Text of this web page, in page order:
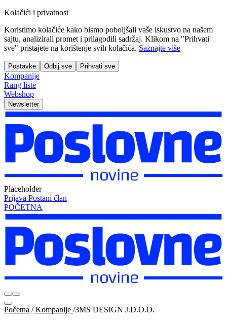
Kolačići i privatnost
Koristimo kolačiće kako bismo poboljšali vaše iskustvo na našem
sajtu, analizirali promet i prilagodili sadržaj. Klikom na "Prihvati
sve" pristajete na korištenje svih kolačića. Saznajte više
Postavke Odbij sve Prihvati sve
Kompanije
Rang liste
Webshop
Newsletter
Placeholder
Prijava Postani član
POČETNA
Početna /Kompanije /3MS DESIGN J.D.O.O.